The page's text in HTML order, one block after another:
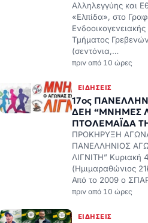
Αλληλεγγύης και
«Ελπίδα», στο
Τμήματος
(σεντόνια,…
πριν από 10 ώρες
ΕΙΔΉΣΕΙΣ
17ος
ΔΕΗ “ΜΝΗΜΕΣ
ΠΤΟΛΕΜΑΪΔΑ
ΠΡΟΚΗΡΥΞΗ
ΠΑΝΕΛΛΗΝΙΟΣ
ΛΙΓΝΙΤΗ” Κυριακή
(Ημιμαραθώνιος
Από το 2009 ο
πριν από 10 ώρες
ΕΙΔΉΣΕΙΣ